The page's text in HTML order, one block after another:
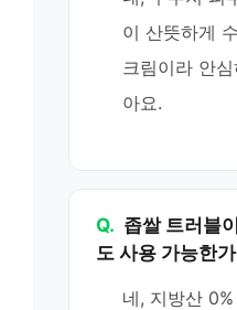
이 산뜻하게
크림이라 안
아요.
Q. 좁쌀 트러블
도 사용 가능한
네, 지방산